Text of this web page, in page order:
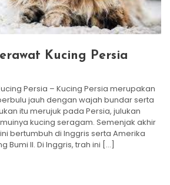
Kucing Persia
Persia – Kucing Persia merupakan
jauh dengan wajah bundar serta
itu merujuk pada Persia, julukan
kucing seragam. Semenjak akhir
bertumbuh di Inggris serta Amerika
Bumi II. Di Inggris, trah ini […]